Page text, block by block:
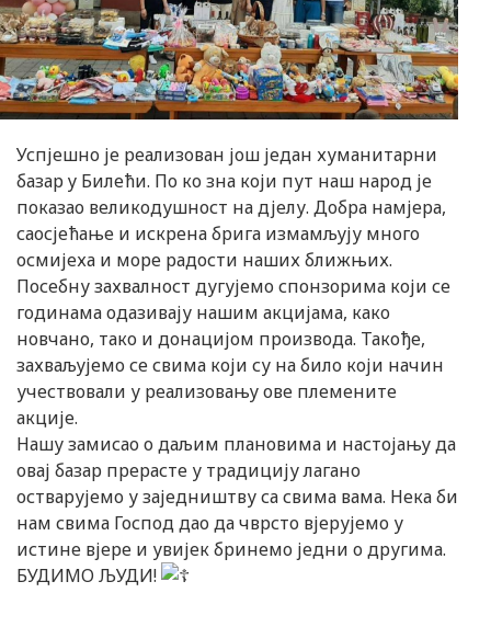
Успјешно је реализован још један хуманитарни
базар y Билећи. По ко зна који пут наш народ је
показао великодушност на дјелу. Добра намјера,
саосјећање и искрена брига измамљују много
осмијеха и море радости наших ближњих.
Посебну захвалност дугујемо спонзорима који се
годинама одазивају нашим акцијама, како
новчано, тако и донацијом производа. Такође,
захваљујемо се свима који су на било који начин
учествовали у реализовању ове племените
акције.
Нашу замисао о даљим плановима и настојању да
овај базар прерасте у традицију лагано
остварујемо у заједништву са свима вама. Нека би
нам свима Господ дао да чврсто вјерујемо у
истине вјере и увијек бринемо једни о другима.
БУДИМО ЉУДИ!